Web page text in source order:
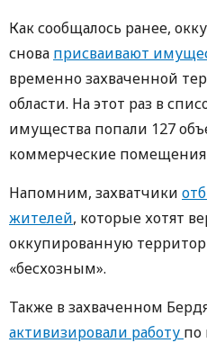
Как сообщалось ранее,
снова присваивают
временно захваченной
области. На этот раз в
имущества попали 127
коммерческие помещения
Напомним, захватчики
жителей, которые хотят
оккупированную
«бесхозным».
Также в захваченном
активизировали работу по